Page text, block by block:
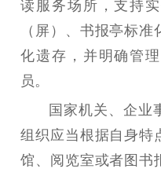
电影创作
紫金人才
读服务场所，支持
（屏）、书报亭标
化遗存，并明确管
员。
国家机关、企业
组织应当根据自身特
馆、阅览室或者图书